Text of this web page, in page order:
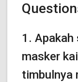
1. Apakah
masker
timbulnya